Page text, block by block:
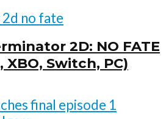
2D: NO FATE
XBO, Switch, PC)